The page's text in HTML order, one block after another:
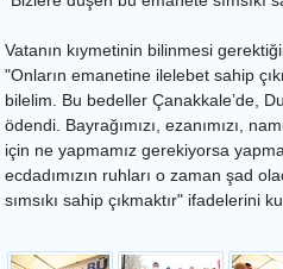
Vatanın kıymetinin bilinmesi
"Onların emanetine ilelebet sahip
bilelim. Bu bedeller Çanakkale’de,
ödendi. Bayrağımızı, ezanımızı,
için ne yapmamız gerekiyorsa
ecdadımızın ruhları o zaman şad
sımsıkı sahip çıkmaktır" ifadelerini